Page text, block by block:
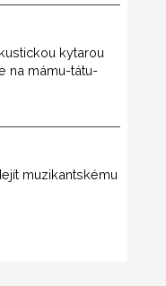
kytarou
na mámu-tátu-
muzikantskému